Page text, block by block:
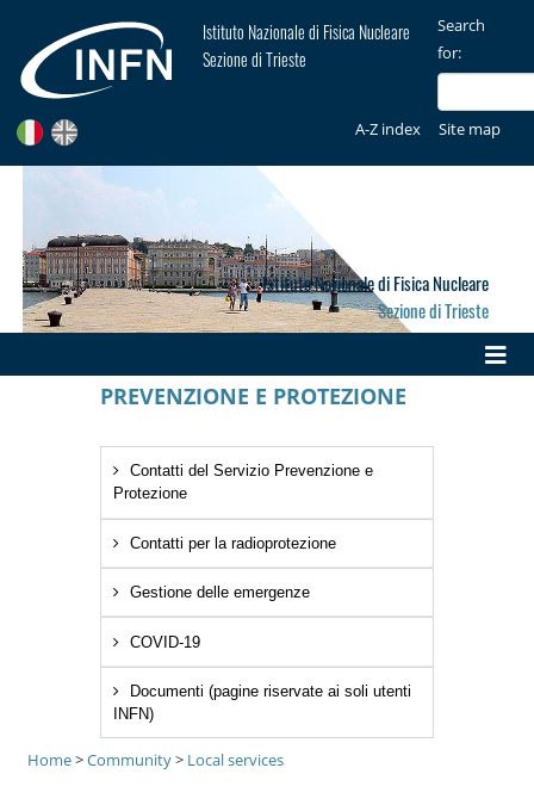
Istituto Nazionale di Fisica Nucleare
Sezione di Trieste
Search
for:
A-Z index Site map
Istituto Nazionale di Fisica Nucleare
Sezione di Trieste
PREVENZIONE E PROTEZIONE
Contatti del Servizio Prevenzione e
Protezione
Contatti per la radioprotezione
Gestione delle emergenze
COVID-19
Documenti (pagine riservate ai soli utenti
INFN)
Home>Community> Local services